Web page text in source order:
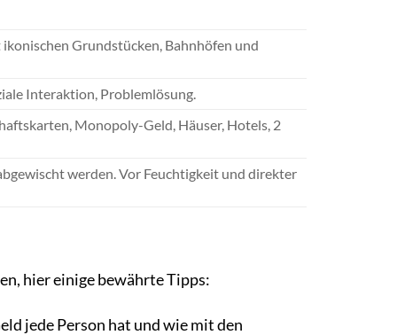
Grundstücken, Bahnhöfen und
Interaktion, Problemlösung.
Monopoly-Geld, Häuser, Hotels, 2
werden. Vor Feuchtigkeit und direkter
hier einige bewährte Tipps:
jede Person hat und wie mit den